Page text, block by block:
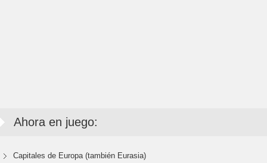
Ahora en juego:
Capitales de Europa (también Eurasia)